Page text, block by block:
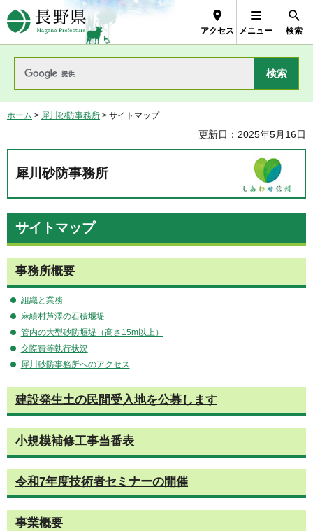
長野県Nagano Prefecture
アクセス メニュー 検索
ホーム > 犀川砂防事務所 > サイトマップ
更新日：2025年5月16日
犀川砂防事務所
サイトマップ
事務所概要
組織と業務
麻績村芦澤の石積堰堤
管内の大型砂防堰堤（高さ15m以上）
交際費等執行状況
犀川砂防事務所へのアクセス
建設発生土の民間受入地を公募します
小規模補修工事当番表
令和7年度技術者セミナーの開催
事業概要